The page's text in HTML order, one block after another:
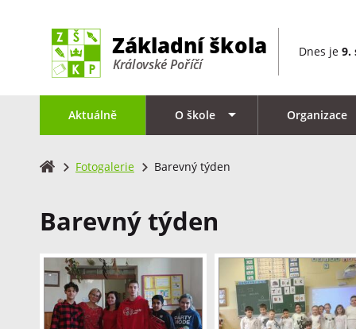
Dnes je 9.
Aktuálně O škole Organizace
Fotogalerie Barevný týden
Barevný týden